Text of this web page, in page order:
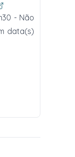
- Não
data(s)